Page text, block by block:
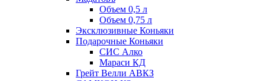
Объем 0,5 л
Объем 0,75 л
Эксклюзивные Коньяки
Подарочные Коньяки
СИС Алко
Мараси КД
Грейт Велли АВКЗ